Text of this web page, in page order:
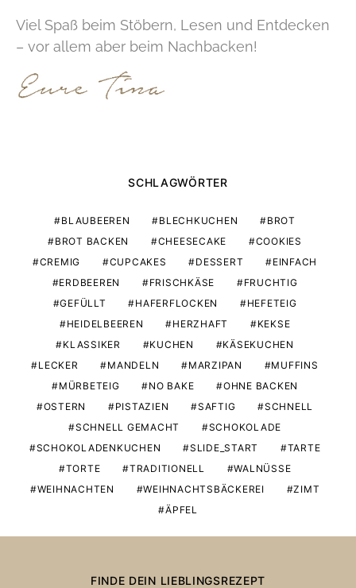
Viel Spaß beim Stöbern, Lesen und Entdecken
– vor allem aber beim Nachbacken!
SCHLAGWÖRTER
BLAUBEEREN BLECHKUCHEN
BROT
BROT BACKEN
CHEESECAKE
COOKIES
CREMIG
CUPCAKES DESSERT
EINFACH
ERDBEEREN
FRISCHKÄSE
FRUCHTIG
GEFÜLLT
HAFERFLOCKEN
HEFETEIG
HEIDELBEEREN
HERZHAFT
KEKSE
KLASSIKER
KUCHEN
KÄSEKUCHEN
LECKER
MANDELN MARZIPAN
MUFFINS
MÜRBETEIG
NO BAKE
OHNE BACKEN
OSTERN
PISTAZIEN SAFTIG
SCHNELL
SCHNELL GEMACHT
SCHOKOLADE
SCHOKOLADENKUCHEN
SLIDE_START
TARTE
TORTE
TRADITIONELL
WALNÜSSE
WEIHNACHTEN
WEIHNACHTSBÄCKEREI
ZIMT
ÄPFEL
FINDE DEIN LIEBLINGSREZEPT